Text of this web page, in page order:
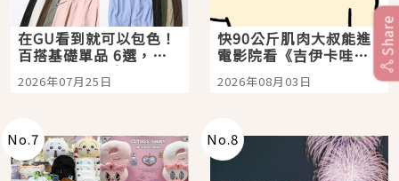
在GU看到就可以包色！
百搭基礎單品 6選，閉
眼全收也不心疼
2026年07月25日
快90公斤肌肉大叔能進
電影院看《吉伊卡哇》
嗎？日本重金屬樂團
「打首」會長與nagano
2026年08月03日
No.7 No.8
Share